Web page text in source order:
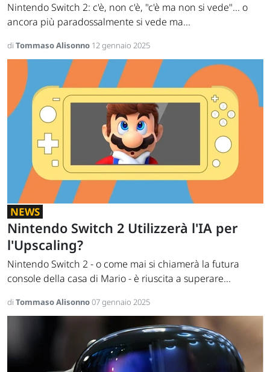
Nintendo Switch 2: c'è, non c'è, "c'è ma non si vede"... o
ancora più paradossalmente si vede ma...
di Tommaso Alisonno 12 gennaio 2025
NEWS
Nintendo Switch 2 Utilizzerà l'IA per
l'Upscaling?
Nintendo Switch 2 - o come mai si chiamerà la futura
console della casa di Mario - è riuscita a superare...
di Tommaso Alisonno07 gennaio 2025